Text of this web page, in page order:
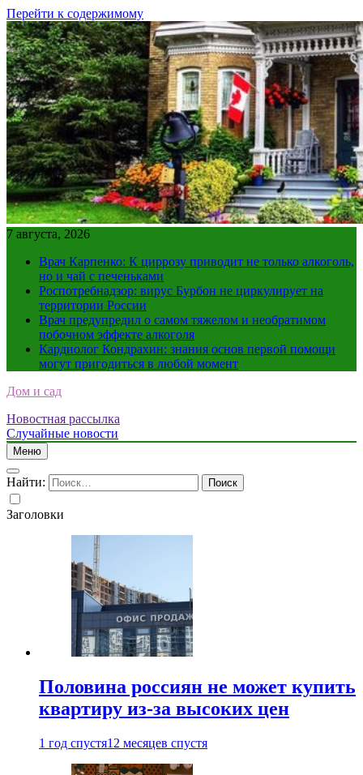
Перейти к содержимому
7 августа, 2026
Врач Карпенко: К циррозу приводит не только алкоголь,
но и чай с печеньками
Роспотребнадзор: вирус Бурбон не циркулирует на
территории России
Врач предупредил о самом тяжелом и необратимом
побочном эффекте алкоголя
Кардиолог Кондрахин: знания основ первой помощи
могут пригодиться в любой момент
Дом и сад
Новостная рассылка
Случайные новости
Меню
Найти:
Заголовки
Половина россиян не может купить
квартиру из-за высоких цен
1 год спустя12 месяцев спустя